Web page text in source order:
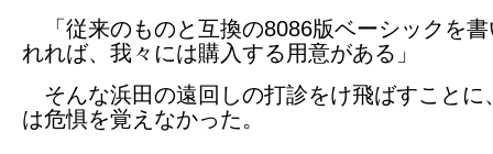
「従来のものと互換の8086版ベーシックを書
れれば、我々には購入する用意がある」
そんな浜田の遠回しの打診をけ飛ばすことに
は危惧を覚えなかった。